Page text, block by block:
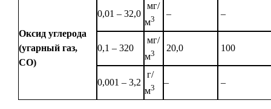
Оксид углерода
(угарный газ,
CO)
0,01 – 32,0
мг/
м3
– –
0,1 – 320
мг/
м3
20,0 100
0,001 – 3,2
г/
м3
– –